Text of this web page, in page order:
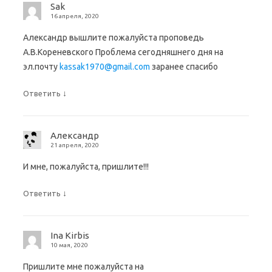
Sak
16 апреля, 2020
Александр вышлите пожалуйста проповедь
А.В.Кореневского Проблема сегодняшнего дня на
эл.почту kassak1970@gmail.com заранее спасибо
Ответить ↓
Александр
21 апреля, 2020
И мне, пожалуйста, пришлите!!!
Ответить ↓
Ina Kirbis
10 мая, 2020
Пришлите мне пожалуйста на